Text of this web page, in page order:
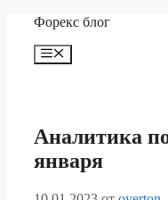
Перейти
содержимому
Форекс блог
Меню
Аналитика
января